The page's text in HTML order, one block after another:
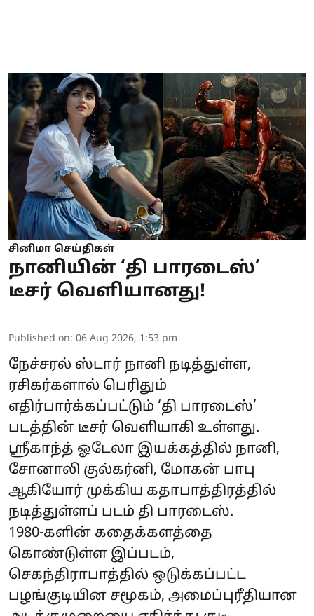
சினிமா செய்திகள்
நானியின் ‘தி பாரடைஸ்’
டீசர் வெளியானது!
Published on: 06 Aug 2026, 1:53 pm
நேச்சரல் ஸ்டார் நானி நடித்துள்ள,
ரசிகர்களால் பெரிதும்
எதிர்பார்க்கப்பட்டும் ‘தி பாரடைஸ்’
படத்தின் டீசர் வெளியாகி உள்ளது.
ஸ்ரீகாந்த் ஓடேலா இயக்கத்தில் நானி,
சோனாலி குல்கர்னி, மோகன் பாபு
ஆகியோர் முக்கிய கதாபாத்திரத்தில்
நடித்துள்ளப் படம் தி பாரடைஸ்.
1980-களின் கதைக்களத்தை
கொண்டுள்ள இப்படம்,
செகந்திராபாத்தில் ஒடுக்கப்பட்ட
பழங்குடியின சமூகம், அமைப்புரீதியான